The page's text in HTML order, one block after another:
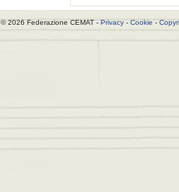
© 2026 Federazione CEMAT - Privacy- Cookie -